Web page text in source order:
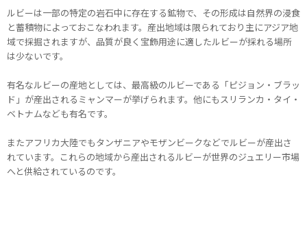
ルビーは一部の特定の岩石中に存在する鉱物で、その形成は自然界の浸食
と蓄積物によっておこなわれます。産出地域は限られており主にアジア地
域で採掘されますが、品質が良く宝飾用途に適したルビーが採れる場所
は少ないです。
有名なルビーの産地としては、最高級のルビーである「ピジョン・ブラッ
ド」が産出されるミャンマーが挙げられます。他にもスリランカ・タイ・
ベトナムなども有名です。
またアフリカ大陸でもタンザニアやモザンビークなどでルビーが産出さ
れています。これらの地域から産出されるルビーが世界のジュエリー市場
へと供給されているのです。